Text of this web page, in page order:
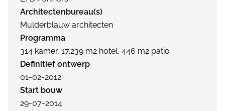
Architectenbureau(s)
Mulderblauw architecten
Programma
314 kamer, 17.239 m2 hotel, 446 m2 patio
Definitief ontwerp
01-02-2012
Start bouw
29-07-2014